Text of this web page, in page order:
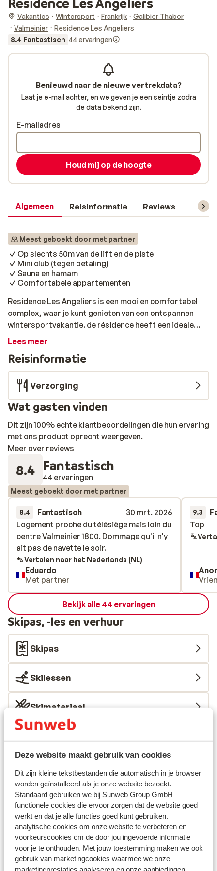
Deze website maakt gebruik van cookies
Dit zijn kleine tekstbestanden die automatisch in je browser
worden geïnstalleerd als je onze website bezoekt.
Standaard gebruiken we bij Sunweb Group GmbH
functionele cookies die ervoor zorgen dat de website goed
werkt en dat je alle functies goed kunt gebruiken,
analytische cookies om onze website te verbeteren en
voorkeurscookies om de door jou ingevoerde informatie
voor je te onthouden. Met jouw toestemming maken we ook
gebruik van marketingcookies waarmee we onze
marketingprestaties analyseren en onze aanbiedingen
Vakanties Wintersport Frankrijk
Galibier Thabor
Valmeinier
Residence Les Angeliers
8.4 Fantastisch 44 ervaringen
Algemeen Reisinformatie Reviews
Meest geboekt door met partner
Op slechts 50m van de lift en de piste
Mini club (tegen betaling)
Sauna en hamam
Comfortabele appartementen
Residence Les Angeliers is een mooi en comfortabel
complex, waar je kunt genieten van een ontspannen
wintersportvakantie. de résidence heeft een ideale
ligging op slechts 50 meter van de skilift en de piste, en
appartementen zijn gezellig en comfortabel ingericht.
Na een dag op de piste is het heerlijk ontspannen in de
sauna en hamam, terwijl de kinderen zich vermaken bij
in de mini club. Of je kunt nog even lekker het dorp in,
om wat te winkelen of om iets te drinken in een van de
Lees meer
Reisinformatie
Verzorging
Wat gasten vinden
Dit zijn 100% echte klantbeoordelingen die hun ervaring
met ons product oprecht weergeven.
Meer over reviews
8.4 Fantastisch
44 ervaringen
Meest geboekt door met partner
8.4 Fantastisch
30 mrt. 2026
Logement proche du télésiège mais loin du
centre Valmeinier 1800. Dommage qu'il n'y
ait pas de navette le soir.
Logement proche du télésiège mais loin du
centre Valmeinier 1800. Dommage qu'il n'y
ait pas de navette le soir.
Vertalen naar het Nederlands (NL)
Eduardo
Met partner
9.3
Top
Top
Bekijk alle 44 ervaringen
Skipas, -les en verhuur
Skipas
Skilessen
Skimateriaal
Benieuwd naar de nieuwe vertrekdata?
Laat je e-mail achter, en we geven je een seintje zodra
de data bekend zijn.
E-mailadres
Houd mij op de hoogte
Andere accommodaties in Galibier
Thabor
Village Club Neaclub La Pulka
Chalet Le Panoramic
Residence Les Angeliers
Résidence Les Chalets de Valoria